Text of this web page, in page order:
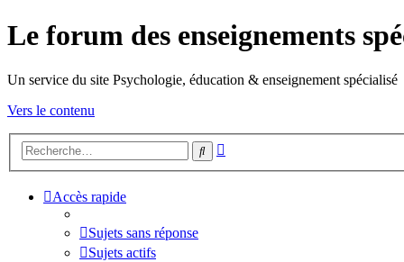
Le forum des enseignements
Un service du site Psychologie, éducation & enseignement spécialisé
Vers le contenu
Rechercher
Accès rapide
Sujets sans réponse
Sujets actifs